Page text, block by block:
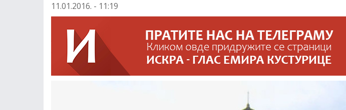
11.01.2016. - 11:19